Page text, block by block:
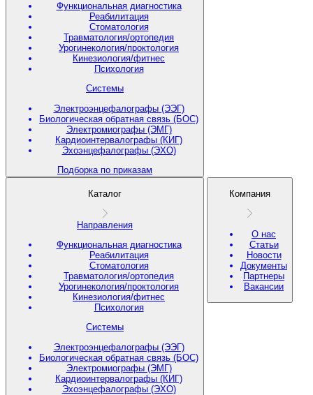
Функциональная диагностика
Реабилитация
Стоматология
Травматология/ортопедия
Урогинекология/проктология
Кинезиология/фитнес
Психология
Системы
Электроэнцефалографы (ЭЭГ)
Биологическая обратная связь (БОС)
Электромиографы (ЭМГ)
Кардиоинтервалографы (КИГ)
Эхоэнцефалографы (ЭХО)
Подборка по приказам
Каталог
Направления
Функциональная диагностика
Реабилитация
Стоматология
Травматология/ортопедия
Урогинекология/проктология
Кинезиология/фитнес
Психология
Системы
Электроэнцефалографы (ЭЭГ)
Биологическая обратная связь (БОС)
Электромиографы (ЭМГ)
Кардиоинтервалографы (КИГ)
Эхоэнцефалографы (ЭХО)
Компания
О нас
Статьи
Новости
Документы
Партнеры
Вакансии